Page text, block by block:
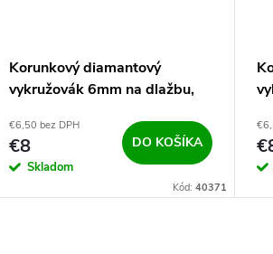
Korunkový diamantový
vykružovák 6mm na dlažbu,
€6,50 bez DPH
€8
Skladom
DO KOŠÍKA
Kód: 40371